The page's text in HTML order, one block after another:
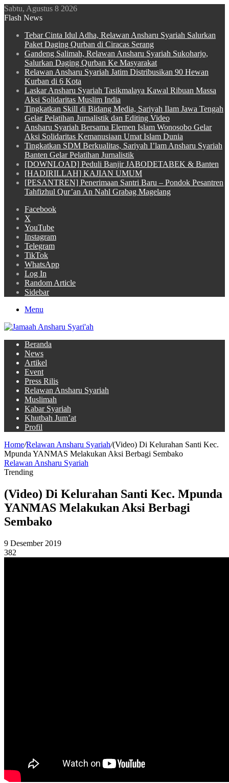
Sabtu, Agustus 8 2026
Flash News
Tebar Cinta Idul Adha, Relawan Ansharu Syariah Salurkan
Paket Daging Qurban di Ciracas Serang
Gandeng Salimah, Relawan Ansharu Syariah Sukoharjo,
Salurkan Daging Qurban Ke Masyarakat
Relawan Ansharu Syariah Jatim Distribusikan 90 Hewan
Kurban di 6 Kota
Laskar Ansharu Syariah Tasikmalaya Kawal Ribuan Massa
Aksi Solidaritas Muslim India
Tingkatkan Skill di Bidang Media, Sariyah Ilam Jawa Tengah
Gelar Pelatihan Jurnalistik dan Editing Video
Ansharu Syariah Bersama Elemen Islam Wonosobo Gelar
Aksi Solidaritas Kemanusiaan Umat Islam Dunia
Tingkatkan SDM Berkualitas, Sariyah I’lam Ansharu Syariah
Banten Gelar Pelatihan Jurnalistik
[DOWNLOAD] Peduli Banjir JABODETABEK & Banten
[HADIRILLAH] KAJIAN UMUM
[PESANTREN] Penerimaan Santri Baru – Pondok Pesantren
Tahfizhul Qur’an An Nahl Grabag Magelang
Facebook
X
YouTube
Instagram
Telegram
TikTok
WhatsApp
Log In
Random Article
Sidebar
Menu
Beranda
News
Artikel
Event
Press Rilis
Relawan Ansharu Syariah
Muslimah
Kabar Syariah
Khutbah Jum’at
Profil
Home/Relawan Ansharu Syariah/(Video) Di Kelurahan Santi Kec.
Mpunda YANMAS Melakukan Aksi Berbagi Sembako
Relawan Ansharu Syariah
Trending
(Video) Di Kelurahan Santi Kec. Mpunda
YANMAS Melakukan Aksi Berbagi
Sembako
9 Desember 2019
382